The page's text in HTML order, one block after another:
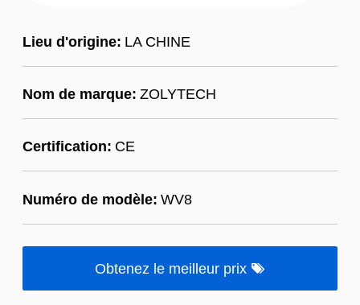
Lieu d'origine: LA CHINE
Nom de marque: ZOLYTECH
Certification: CE
Numéro de modèle: WV8
Obtenez le meilleur prix